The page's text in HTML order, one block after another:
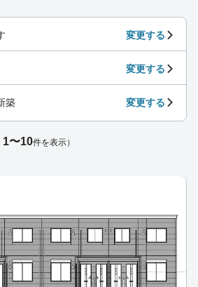
変更する
変更する
築 変更する
1〜10件を表示）